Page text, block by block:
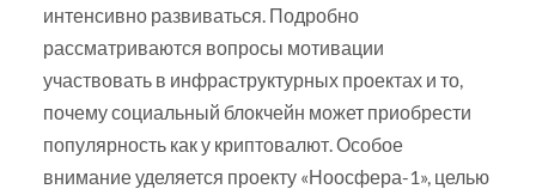
интенсивно развиваться. Подробно
рассматриваются вопросы мотивации
участвовать в инфраструктурных проектах и то,
почему социальный блокчейн может приобрести
популярность как у криптовалют. Особое
внимание уделяется проекту «Ноосфера-1», целью